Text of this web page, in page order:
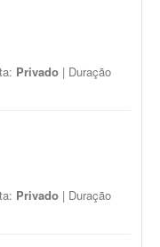
Privado | Duração
Privado | Duração